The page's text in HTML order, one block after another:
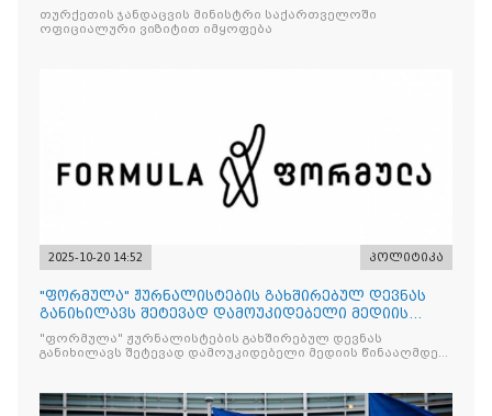
თურქეთის ჯანდაცვის მინისტრი საქართველოში
ოფიციალური ვიზიტით იმყოფება
2025-10-20 14:52 პოლიტიკა
"ფორმულა" ჟურნალისტების გახშირებულ დევნას
განიხილავს შეტევად დამოუკიდებელი მედიის
წინააღმდ
"ფორმულა" ჟურნალისტების გახშირებულ დევნას
განიხილავს შეტევად დამოუკიდებელი მედიის წინააღმდეგ,